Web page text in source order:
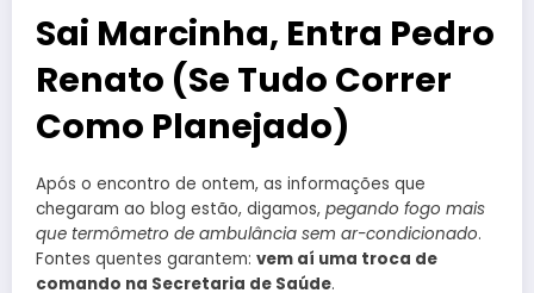
Sai Marcinha, Entra Pedro
Renato (Se Tudo Correr
Como Planejado)
Após o encontro de ontem, as informações que
chegaram ao blog estão, digamos, pegando fogo mais
que termômetro de ambulância sem ar-condicionado.
Fontes quentes garantem: vem aí uma troca de
comando na Secretaria de Saúde.